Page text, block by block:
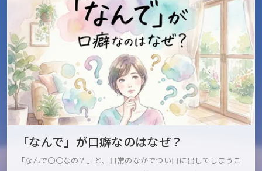
「なんで」が口癖なのはなぜ？
「なんで〇〇なの？」と、日常のなかでつい口に出してしまうこ